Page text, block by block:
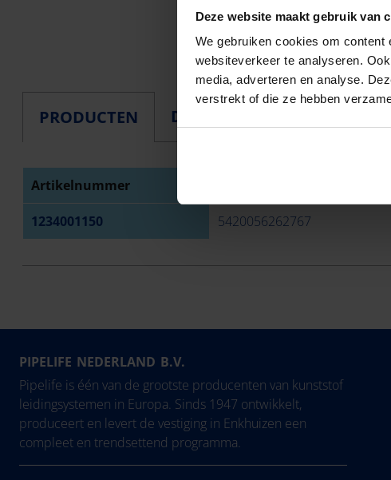
Deze website maakt gebruik van
We gebruiken cookies om
websiteverkeer te analyseren.
media, adverteren en analyse.
verstrekt of die ze hebben
PRODUCTEN DOWNLOADS
Artikelnummer
1234001150 5420056262767
PIPELIFE NEDERLAND B.V.
Pipelife is één van de grootste producenten van kunststof
leidingsystemen in Europa. Sinds 1947 ontwikkelt,
produceert en levert de vestiging in Enkhuizen een
compleet en trendsettend programma.